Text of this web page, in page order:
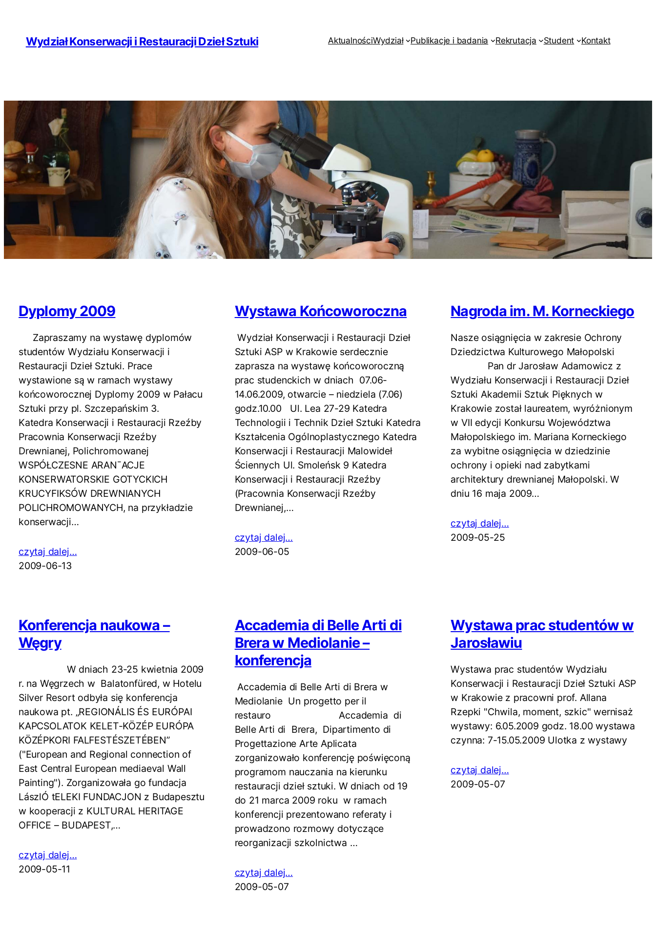
Wydział Konserwacji i Restauracji Dzieł Sztuki AktualnościWydział Publikacje i badania Rekrutacja Student Kontakt
Dyplomy 2009
Zapraszamy na wystawę dyplomów
studentów Wydziału Konserwacji i
Restauracji Dzieł Sztuki. Prace
wystawione są w ramach wystawy
końcoworocznej Dyplomy 2009 w Pałacu
Sztuki przy pl. Szczepańskim 3.
Katedra Konserwacji i Restauracji Rzeźby
Pracownia Konserwacji Rzeźby
Drewnianej, Polichromowanej
WSPÓŁCZESNE ARAN¯ACJE
KONSERWATORSKIE GOTYCKICH
KRUCYFIKSÓW DREWNIANYCH
POLICHROMOWANYCH, na przykładzie
konserwacji…
czytaj dalej…
2009-06-13
Wystawa Końcoworoczna
Wydział Konserwacji i Restauracji Dzieł
Sztuki ASP w Krakowie serdecznie
zaprasza na wystawę końcoworoczną
prac studenckich w dniach 07.06-
14.06.2009, otwarcie – niedziela (7.06)
godz.10.00 Ul. Lea 27-29 Katedra
Technologii i Technik Dzieł Sztuki Katedra
Kształcenia Ogólnoplastycznego Katedra
Konserwacji i Restauracji Malowideł
Ściennych Ul. Smoleńsk 9 Katedra
Konserwacji i Restauracji Rzeźby
(Pracownia Konserwacji Rzeźby
Drewnianej,…
czytaj dalej…
2009-06-05
Nagroda im. M. Korneckiego
Nasze osiągnięcia w zakresie Ochrony
Dziedzictwa Kulturowego Małopolski
Pan dr Jarosław Adamowicz z
Wydziału Konserwacji i Restauracji Dzieł
Sztuki Akademii Sztuk Pięknych w
Krakowie został laureatem, wyróżnionym
w VII edycji Konkursu Województwa
Małopolskiego im. Mariana Korneckiego
za wybitne osiągnięcia w dziedzinie
ochrony i opieki nad zabytkami
architektury drewnianej Małopolski. W
dniu 16 maja 2009…
czytaj dalej…
2009-05-25
Konferencja naukowa –
Węgry
W dniach 23-25 kwietnia 2009
r. na Węgrzech w Balatonfüred, w Hotelu
Silver Resort odbyła się konferencja
naukowa pt. „REGIONÁLIS ÉS EURÓPAI
KAPCSOLATOK KELET-KÖZÉP EURÓPA
KÖZÉPKORI FALFESTÉSZETÉBEN”
("European and Regional connection of
East Central European mediaeval Wall
Painting"). Zorganizowała go fundacja
LászlÓ tELEKI FUNDACJON z Budapesztu
w kooperacji z KULTURAL HERITAGE
OFFICE – BUDAPEST,…
czytaj dalej…
2009-05-11
Accademia di Belle Arti di
Brera w Mediolanie –
konferencja
Accademia di Belle Arti di Brera w
Mediolanie Un progetto per il
restauro Accademia di
Belle Arti di Brera, Dipartimento di
Progettazione Arte Aplicata
zorganizowało konferencję poświęconą
programom nauczania na kierunku
restauracji dzieł sztuki. W dniach od 19
do 21 marca 2009 roku w ramach
konferencji prezentowano referaty i
prowadzono rozmowy dotyczące
reorganizacji szkolnictwa …
czytaj dalej…
2009-05-07
Wystawa prac studentów w
Jarosławiu
Wystawa prac studentów Wydziału
Konserwacji i Restauracji Dzieł Sztuki ASP
w Krakowie z pracowni prof. Allana
Rzepki "Chwila, moment, szkic" wernisaż
wystawy: 6.05.2009 godz. 18.00 wystawa
czynna: 7-15.05.2009 Ulotka z wystawy
czytaj dalej…
2009-05-07